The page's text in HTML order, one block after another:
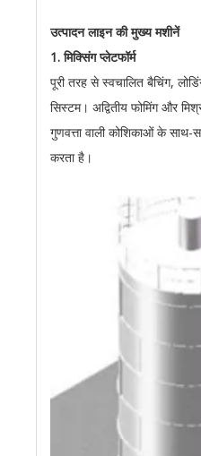
उत्पादन लाइन की मुख्य मशीनें
1. मिक्सिंग प्लेटफॉर्म
पूरी तरह से स्वचालित बैचिंग,
सिस्टम। अद्वितीय फोमिंग और
गुणवत्ता वाली कोशिकाओं के साथ-
करता है।